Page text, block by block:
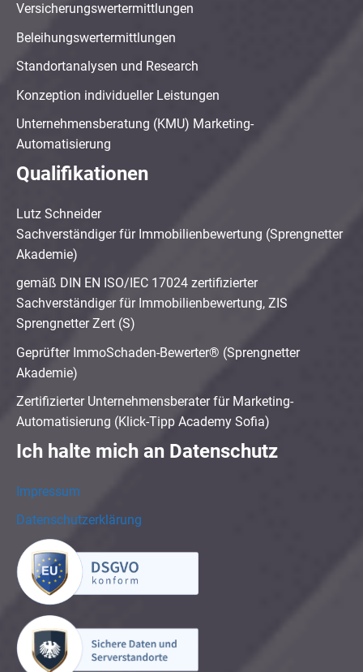
Versicherungswertermittlungen
Beleihungswertermittlungen
Standortanalysen und Research
Konzeption individueller Leistungen
Unternehmensberatung (KMU) Marketing-
Automatisierung
Qualifikationen
Lutz Schneider
Sachverständiger für Immobilienbewertung (Sprengnetter
Akademie)
gemäß DIN EN ISO/IEC 17024 zertifizierter
Sachverständiger für Immobilienbewertung, ZIS
Sprengnetter Zert (S)
Geprüfter ImmoSchaden-Bewerter® (Sprengnetter
Akademie)
Zertifizierter Unternehmensberater für Marketing-
Automatisierung (Klick-Tipp Academy Sofia)
Ich halte mich an Datenschutz
Impressum
Datenschutzerklärung